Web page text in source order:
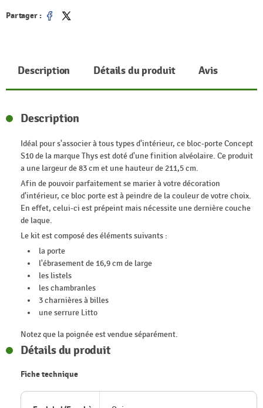
Partager :
Partager
Tweet
Description Détails du produit Avis
Description
Idéal pour s'associer à tous types d'intérieur, ce bloc-porte Concept
S10 de la marque Thys est doté d'une finition alvéolaire. Ce produit
a une largeur de 83 cm et une hauteur de 211,5 cm.
Afin de pouvoir parfaitement se marier à votre décoration
d'intérieur, ce bloc porte est à peindre de la couleur de votre choix.
En effet, celui-ci est prépeint mais nécessite une dernière couche
de laque.
Le kit est composé des éléments suivants :
la porte
l'ébrasement de 16,9 cm de large
les listels
les chambranles
3 charnières à billes
une serrure Litto
Notez que la poignée est vendue séparément.
Détails du produit
Fiche technique